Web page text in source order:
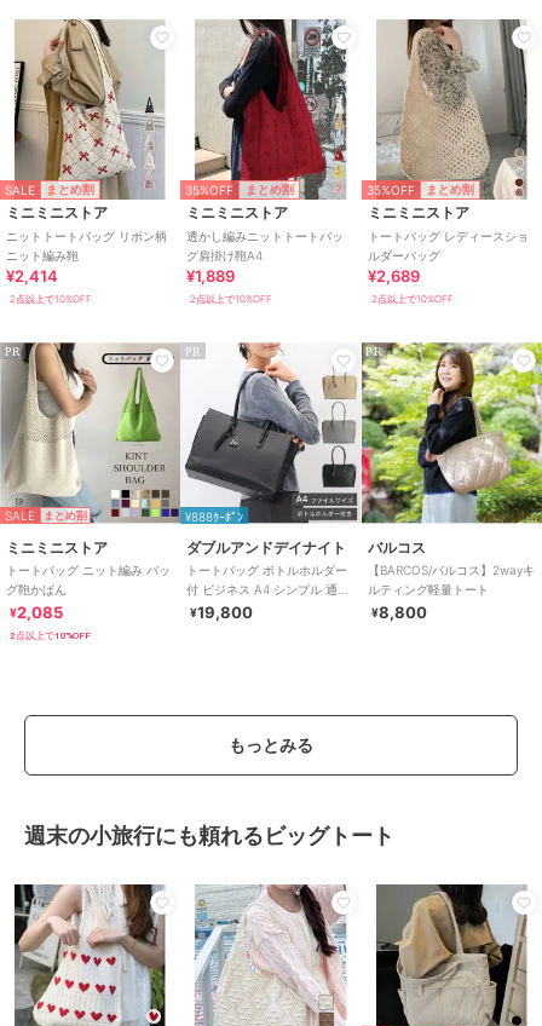
SALE まとめ割
ミニミニストア
ニットトートバッグ リボン柄
ニット編み鞄
¥2,414
2点以上で10%OFF
35%OFF まとめ割
ミニミニストア
透かし編みニットトートバッ
グ肩掛け鞄A4
¥1,889
2点以上で10%OFF
35%OFF まとめ割
ミニミニストア
トートバッグ レディースショ
ルダーバッグ
¥2,689
2点以上で10%OFF
PR
SALE まとめ割
ミニミニストア
トートバッグ ニット編み バッ
グ鞄かばん
¥2,085
2点以上で10%OFF
PR
¥888ｸｰﾎﾟﾝ
ダブルアンドデイナイト
トートバッグ ボトルホルダー
付 ビジネス A4 シンプル 通勤
スムーク 19192
¥19,800
PR
バルコス
【BARCOS/バルコス】2wayキ
ルティング軽量トート
¥8,800
もっとみる
週末の小旅行にも頼れるビッグトート